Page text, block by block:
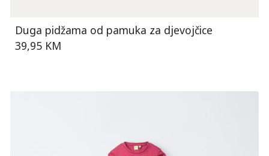
Duga pidžama od pamuka za djevojčice
39,95 KM